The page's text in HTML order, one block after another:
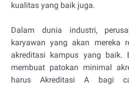
kualitas yang baik juga.
Dalam dunia industri,
karyawan yang akan mereka
akreditasi kampus yang baik.
membuat patokan minimal
harus Akreditasi A bagi